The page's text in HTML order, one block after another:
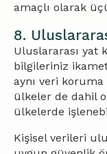
amaçlı olarak
8.
Uluslararası yat
bilgileriniz
aynı veri
ülkeler de dahil
ülkelerde
Kişisel verileri